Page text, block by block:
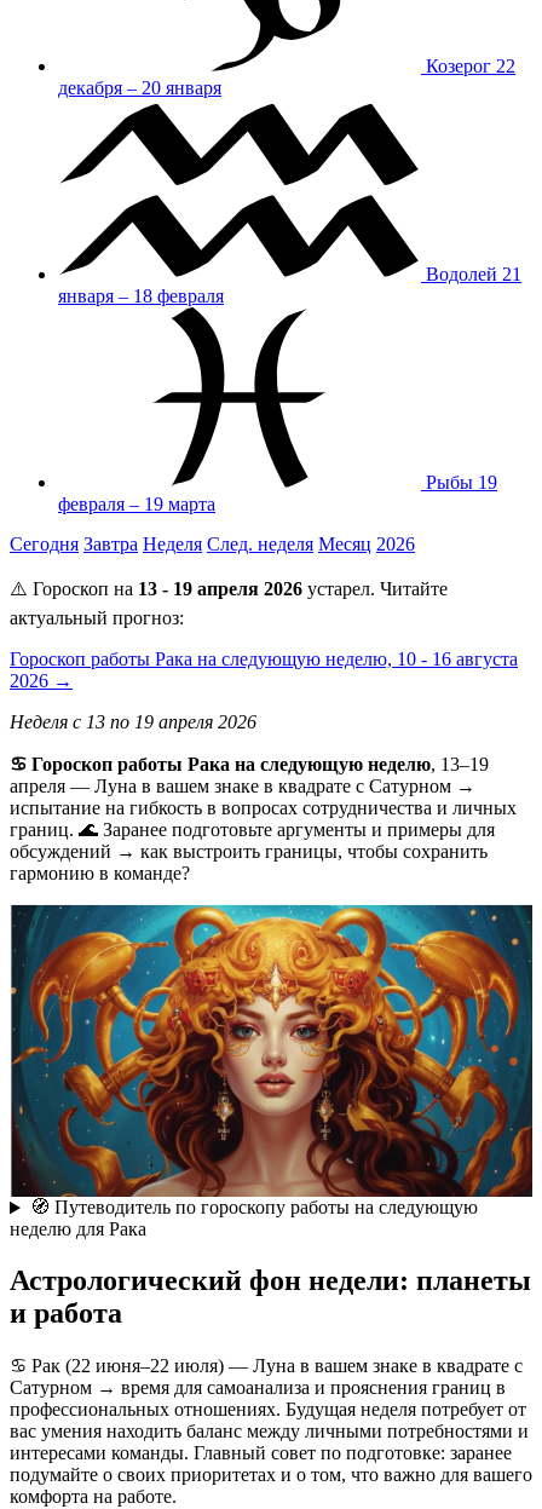
Козерог 22
декабря – 20 января
Водолей 21
января – 18 февраля
Рыбы 19
февраля – 19 марта
Сегодня Завтра Неделя След. неделя Месяц 2026
⚠️ Гороскоп на 13 - 19 апреля 2026 устарел. Читайте
актуальный прогноз:
Гороскоп работы Рака на следующую неделю, 10 - 16 августа
2026 →
Неделя с 13 по 19 апреля 2026
♋ Гороскоп работы Рака на следующую неделю, 13–19
апреля — Луна в вашем знаке в квадрате с Сатурном →
испытание на гибкость в вопросах сотрудничества и личных
границ. 🌊 Заранее подготовьте аргументы и примеры для
обсуждений → как выстроить границы, чтобы сохранить
гармонию в команде?
🧭 Путеводитель по гороскопу работы на следующую
неделю для Рака
Астрологический фон недели: планеты
и работа
♋ Рак (22 июня–22 июля) — Луна в вашем знаке в квадрате с
Сатурном → время для самоанализа и прояснения границ в
профессиональных отношениях. Будущая неделя потребует от
вас умения находить баланс между личными потребностями и
интересами команды. Главный совет по подготовке: заранее
подумайте о своих приоритетах и о том, что важно для вашего
комфорта на работе.